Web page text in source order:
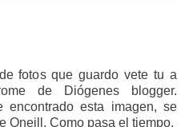
fotos que guardo vete tu a
de Diógenes blogger.
encontrado esta imagen, se
Oneill. Como pasa el tiempo.